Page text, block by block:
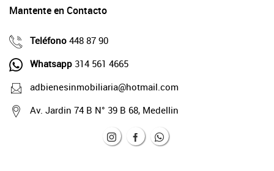
Mantente en Contacto
Teléfono 448 87 90
Whatsapp 314 561 4665
adbienesinmobiliaria@hotmail.com
Av. Jardin 74 B N° 39 B 68, Medellin